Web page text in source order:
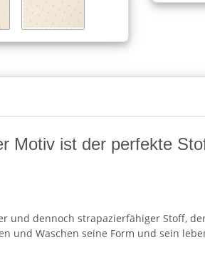
Motiv ist der perfekte
und dennoch strapazierfähiger Stoff,
und Waschen seine Form und sein